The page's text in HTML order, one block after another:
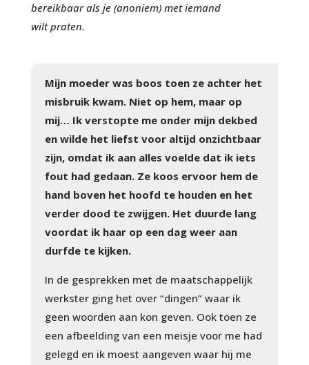
bereikbaar als je (anoniem) met iemand
wilt praten.
Mijn moeder was boos toen ze achter het
misbruik kwam. Niet op hem, maar op
mij… Ik verstopte me onder mijn dekbed
en wilde het liefst voor altijd onzichtbaar
zijn, omdat ik aan alles voelde dat ik iets
fout had gedaan. Ze koos ervoor hem de
hand boven het hoofd te houden en het
verder dood te zwijgen. Het duurde lang
voordat ik haar op een dag weer aan
durfde te kijken.
In de gesprekken met de maatschappelijk
werkster ging het over “dingen” waar ik
geen woorden aan kon geven. Ook toen ze
een afbeelding van een meisje voor me had
gelegd en ik moest aangeven waar hij me